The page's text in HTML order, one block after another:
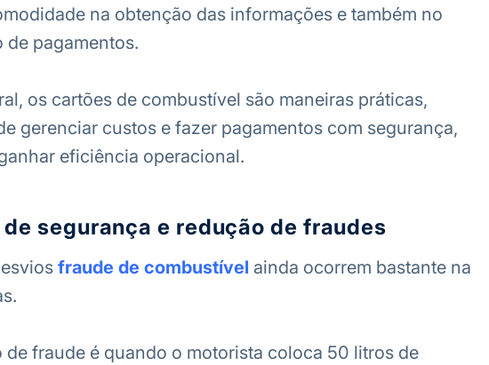
na obtenção das informações e também no
de pagamentos.
os cartões de combustível são maneiras práticas,
gerenciar custos e fazer pagamentos com segurança,
eficiência operacional.
de segurança e redução de fraudes
fraude de combustível ainda ocorrem bastante na
de fraude é quando o motorista coloca 50 litros de